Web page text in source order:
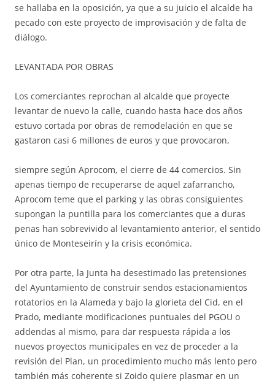
se hallaba en la oposición, ya que a su juicio el alcalde ha
pecado con este proyecto de improvisación y de falta de
diálogo.
LEVANTADA POR OBRAS
Los comerciantes reprochan al alcalde que proyecte
levantar de nuevo la calle, cuando hasta hace dos años
estuvo cortada por obras de remodelación en que se
gastaron casi 6 millones de euros y que provocaron,
siempre según Aprocom, el cierre de 44 comercios. Sin
apenas tiempo de recuperarse de aquel zafarrancho,
Aprocom teme que el parking y las obras consiguientes
supongan la puntilla para los comerciantes que a duras
penas han sobrevivido al levantamiento anterior, el sentido
único de Monteseirín y la crisis económica.
Por otra parte, la Junta ha desestimado las pretensiones
del Ayuntamiento de construir sendos estacionamientos
rotatorios en la Alameda y bajo la glorieta del Cid, en el
Prado, mediante modificaciones puntuales del PGOU o
addendas al mismo, para dar respuesta rápida a los
nuevos proyectos municipales en vez de proceder a la
revisión del Plan, un procedimiento mucho más lento pero
también más coherente si Zoido quiere plasmar en un